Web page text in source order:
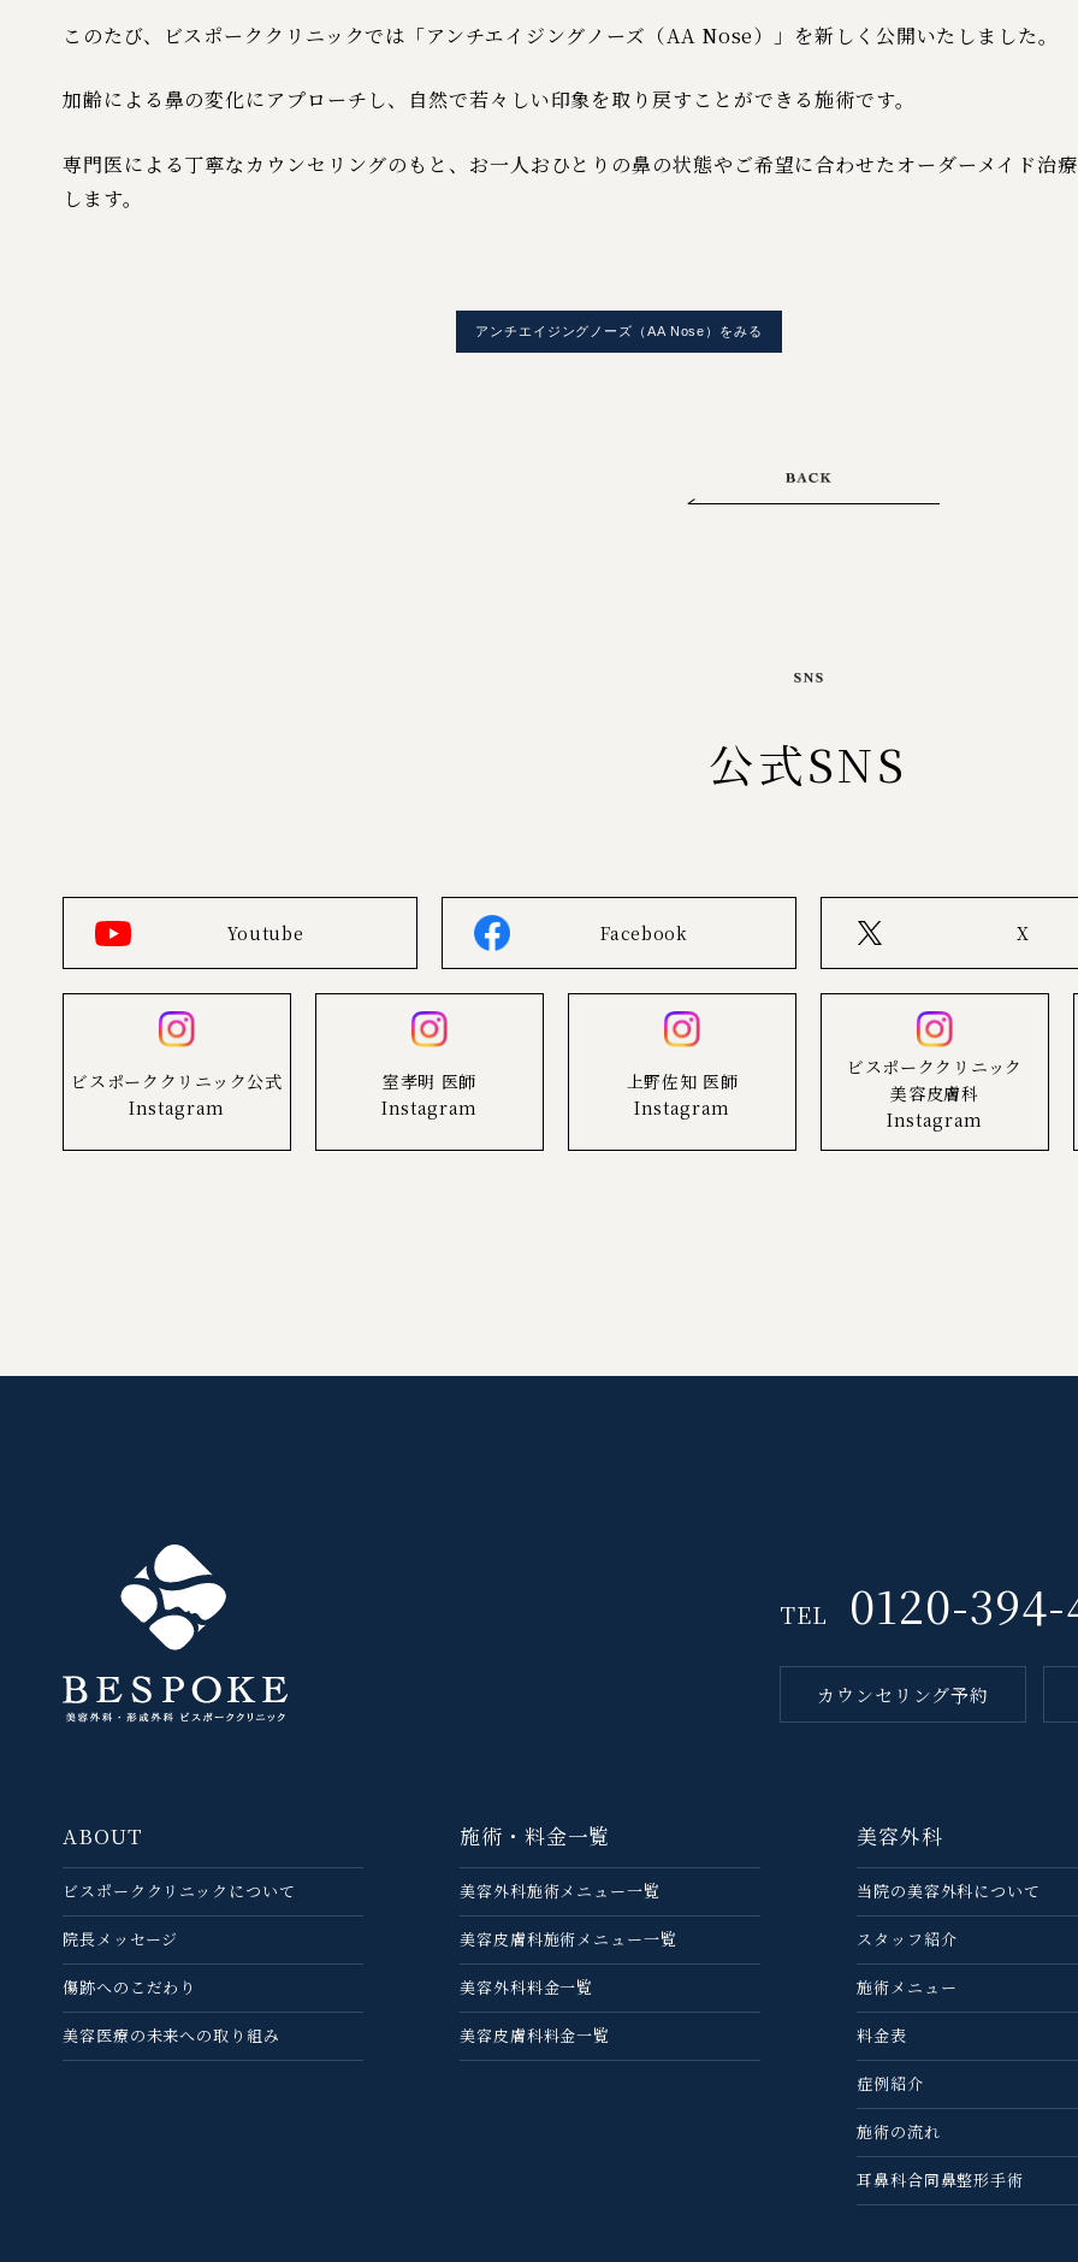
このたび、ビスポーククリニックでは「アンチエイジングノーズ（AA Nose）」を新しく公開いたしました。
加齢による鼻の変化にアプローチし、自然で若々しい印象を取り戻すことができる施術です。
専門医による丁寧なカウンセリングのもと、お一人おひとりの鼻の状態やご希望に合わせたオーダーメイド治
します。
アンチエイジングノーズ（AA Nose）をみる
公式SNS
Youtube Facebook X
ビスポーククリニック公式
Instagram
室孝明 医師
Instagram
上野佐知 医師
Instagram
ビスポーククリニック
美容皮膚科
Instagram
TEL 0120-394-
カウンセリング予約
ABOUT
ビスポーククリニックについて
院長メッセージ
傷跡へのこだわり
美容医療の未来への取り組み
施術・料金一覧
美容外科施術メニュー一覧
美容皮膚科施術メニュー一覧
美容外科料金一覧
美容皮膚科料金一覧
美容外科
当院の美容外科について
スタッフ紹介
施術メニュー
料金表
症例紹介
施術の流れ
耳鼻科合同鼻整形手術